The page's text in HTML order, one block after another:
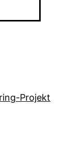
Projekt